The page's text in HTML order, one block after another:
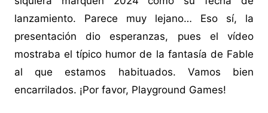
lanzamiento. Parece muy lejano… Eso sí, la
presentación dio esperanzas, pues el vídeo
mostraba el típico humor de la fantasía de Fable
al que estamos habituados. Vamos bien
encarrilados. ¡Por favor, Playground Games!